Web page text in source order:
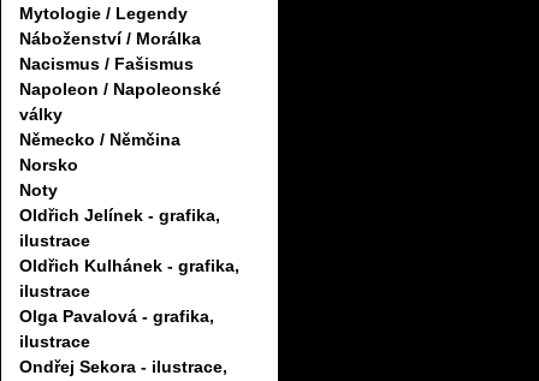
Mytologie / Legendy
Náboženství / Morálka
Nacismus / Fašismus
Napoleon / Napoleonské
války
Německo / Němčina
Norsko
Noty
Oldřich Jelínek - grafika,
ilustrace
Oldřich Kulhánek - grafika,
ilustrace
Olga Pavalová - grafika,
ilustrace
Ondřej Sekora - ilustrace,